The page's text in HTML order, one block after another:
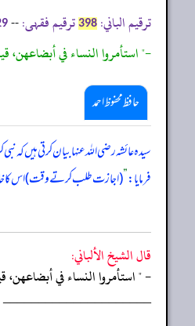
ترقیم الباني: 398 ترقیم فقہی: --
-" استأمروا النساء في
حافظ محفوظ احمد
سیدہ عائشہ رضی اللہ عنہا بیان کرتی ہیں کہ
فرمایا:”(اجازت طلب کرتے وقت) اس کا
قال الشيخ الألباني:
- " استأمروا النساء في
‏‏‏‏_____________________